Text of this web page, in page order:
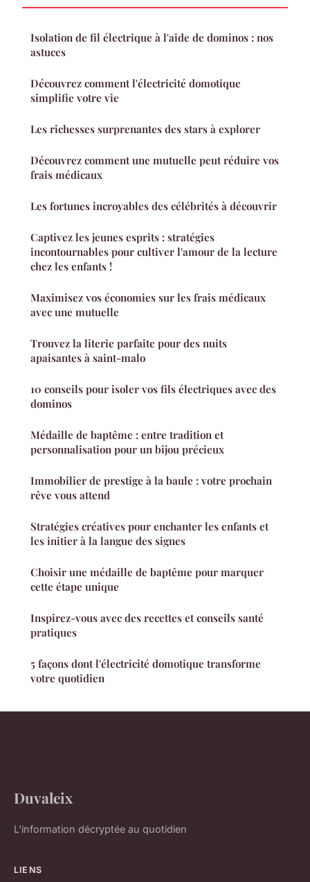
Isolation de fil électrique à l'aide de dominos : nos
astuces
Découvrez comment l'électricité domotique
simplifie votre vie
Les richesses surprenantes des stars à explorer
Découvrez comment une mutuelle peut réduire vos
frais médicaux
Les fortunes incroyables des célébrités à découvrir
Captivez les jeunes esprits : stratégies
incontournables pour cultiver l'amour de la lecture
chez les enfants !
Maximisez vos économies sur les frais médicaux
avec une mutuelle
Trouvez la literie parfaite pour des nuits
apaisantes à saint-malo
10 conseils pour isoler vos fils électriques avec des
dominos
Médaille de baptême : entre tradition et
personnalisation pour un bijou précieux
Immobilier de prestige à la baule : votre prochain
rêve vous attend
Stratégies créatives pour enchanter les enfants et
les initier à la langue des signes
Choisir une médaille de baptême pour marquer
cette étape unique
Inspirez-vous avec des recettes et conseils santé
pratiques
5 façons dont l'électricité domotique transforme
votre quotidien
Duvaleix
L'information décryptée au quotidien
LIENS